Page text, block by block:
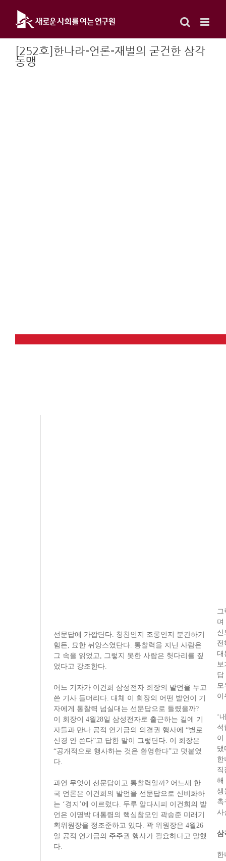
content
[252호]한나라-언론-재벌의 굳건한 삼각
동맹
선문답에 가깝단다. 칭찬인지 조롱인지 분간하기
힘든, 묘한 뉘앙스였단다. 통찰력을 지닌 사람은
그 속을 읽었고, 그렇지 못한 사람은 헛다리를 짚
었다고 강조한다.
어느 기자가 이건희 삼성전자 회장의 발언을 두고
쓴 기사 들머리다. 대체 이 회장의 어떤 발언이 기
자에게 통찰력 넘실대는 선문답으로 들렸을까?
이 회장이 4월28일 삼성전자로 출근하는 길에 기
자들과 만나 공적 연기금의 의결권 행사에 “별로
신경 안 쓴다”고 답한 말이 그렇단다. 이 회장은
“공개적으로 행사하는 것은 환영한다”고 덧붙였
다.
과연 무엇이 선문답이고 통찰력일까? 어느새 한
국 언론은 이건희의 발언을 선문답으로 신비화하
는 ‘경지’에 이르렀다. 두루 알다시피 이건희의 발
언은 이명박 대통령의 핵심참모인 곽승준 미래기
획위원장을 정조준하고 있다. 곽 위원장은 4월26
일 공적 연기금의 주주권 행사가 필요하다고 말했
다.
그
며
신
전
대
보
답
모
이
‘
석
이
댔
한
직
해
생
촉
사
삼
한